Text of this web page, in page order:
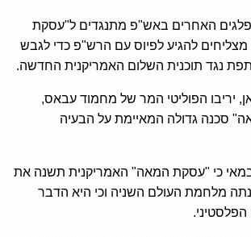
האחרים באש"פ מתנגדים ל"עסקת
להגיע לפיוס עם הרש"פ כדי לגבש
נגד תוכנית השלום האמריקנית החדשה.
יריבו הפוליטי המר של מחמוד עבאס,
סכנה גדולה המאיימת על הבעיה
אמר ב-26 במאי כי "עסקת המאה" האמריקנית תשנה את
מלחמת העולם השניה וכי היא הדבר